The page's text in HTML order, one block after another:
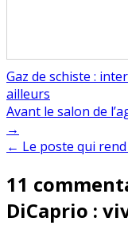
Gaz de schiste :
ailleurs
Navigation
de
Avant le salon de
→
← Le poste qui
11
DiCaprio :